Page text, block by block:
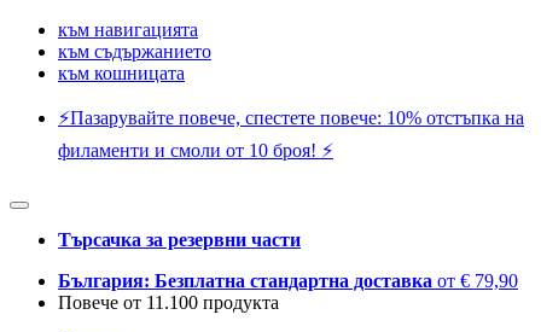
към навигацията
към съдържанието
към кошницата
⚡️Пазарувайте повече, спестете повече: 10% отстъпка на
филаменти и смоли от 10 броя! ⚡️
Търсачка за резервни части
България: Безплатна стандартна доставка от € 79,90
Повече от 11.100 продукта